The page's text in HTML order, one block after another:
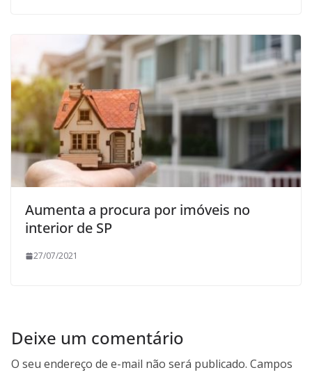
Aumenta a procura por imóveis no
interior de SP
27/07/2021
Deixe um comentário
O seu endereço de e-mail não será publicado. Campos